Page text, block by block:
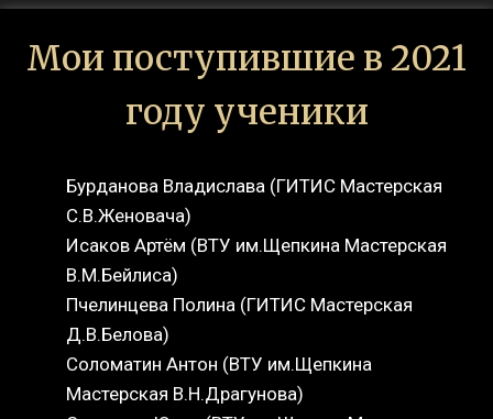
Мои поступившие в 2021
году ученики
Бурданова Владислава (ГИТИС Мастерская
С.В.Женовача)
Исаков Артём (ВТУ им.Щепкина Мастерская
В.М.Бейлиса)
Пчелинцева Полина (ГИТИС Мастерская
Д.В.Белова)
Соломатин Антон (ВТУ им.Щепкина
Мастерская В.Н.Драгунова)